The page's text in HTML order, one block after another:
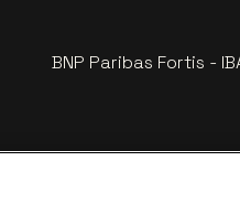
BNP Paribas Fortis -